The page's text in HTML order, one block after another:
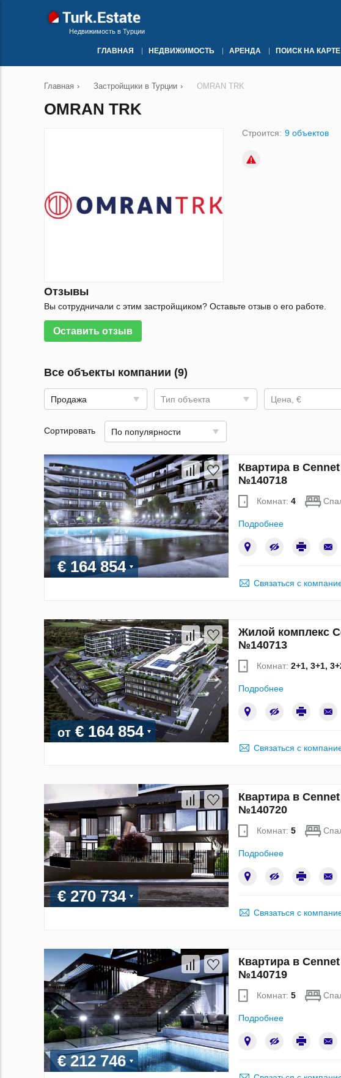
Недвижимость в Турции
ГЛАВНАЯ НЕДВИЖИМОСТЬ АРЕНДА ПОИСК НА КАРТЕ
Главная › Застройщики в Турции › OMRAN TRK
OMRAN TRK
Строится: 9 объектов
Отзывы
Вы сотрудничали с этим застройщиком? Оставьте отзыв о его работе.
Оставить отзыв
Все объекты компании (9)
Продажа Тип объекта Цена, €
Сортировать По популярности
€ 164 854
Квартира в
№140718
Комнат: 4
Подробнее
Связаться с
от € 164 854
Жилой комплекс
№140713
Комнат: 2+1, 3+1,
Подробнее
Связаться с
€ 270 734
Квартира в
№140720
Комнат: 5
Подробнее
Связаться с
€ 212 746
Квартира в
№140719
Комнат: 5
Подробнее